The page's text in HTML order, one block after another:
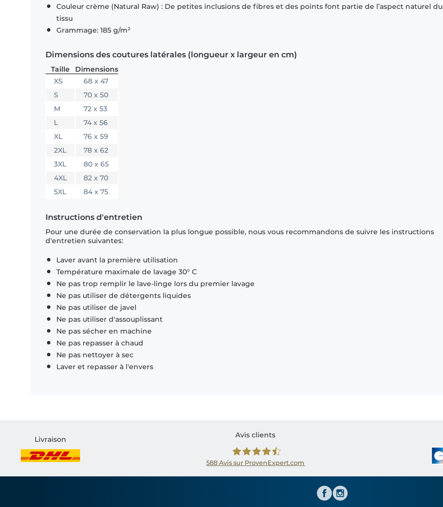
Couleur crème (Natural Raw) : De petites inclusions de fibres et des points font partie de l’aspect naturel du
tissu
Grammage: 185 g/m²
Dimensions des coutures latérales (longueur x largeur en cm)
Taille
Dimensions
XS
68 x 47
S
70 x 50
M
72 x 53
L
74 x 56
XL
76 x 59
2XL
78 x 62
3XL
80 x 65
4XL
82 x 70
5XL
84 x 75
Instructions d'entretien
Pour une durée de conservation la plus longue possible, nous vous recommandons de suivre les instructions
d'entretien suivantes:
Laver avant la première utilisation
Température maximale de lavage 30° C
Ne pas trop remplir le lave-linge lors du premier lavage
Ne pas utiliser de détergents liquides
Ne pas utiliser de javel
Ne pas utiliser d'assouplissant
Ne pas sécher en machine
Ne pas repasser à chaud
Ne pas nettoyer à sec
Laver et repasser à l'envers
Livraison
Avis clients
588Avis sur ProvenExpert.com